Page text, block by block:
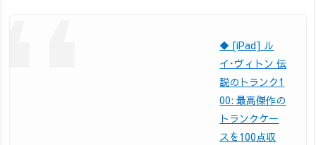
◆ [iPad] ル
イ･ヴィトン 伝
説のトランク1
00: 最高傑作の
トランクケー
スを100点収